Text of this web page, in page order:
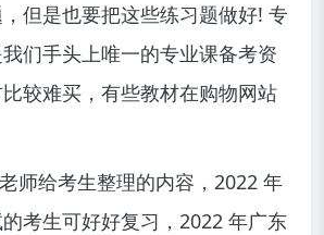
但是也要把这些练习题做好! 专
们手头上唯一的专业课备考资
较难买，有些教材在购物网站
师给考生整理的内容，2022 年
考生可好好复习，2022 年广东